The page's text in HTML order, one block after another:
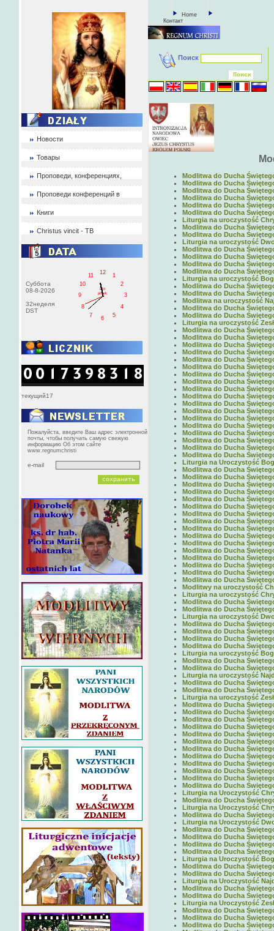
Новости
Товары
Проповеди, конференциях,
Проповеди конференций в
Книги
Christus vincit - ТВ
Суббота
08-8-2026
32неделя
DST
1
2
3
4
5
6
7
8
9
10
11
12
PM
pištek
текущий17
Пожалуйста, введите Ваш адрес электронной
почты, чтобы получать самую свежую
информацию Об этом сайте
www.regnumchristi
e-mail
Home
Контакт
Поиск
Modlitwa do Ducha
Modlitwa do Ducha
Modlitwa do Ducha
Modlitwa do Ducha
Modlitwa do Ducha
Modlitwa do Ducha
Liturgia na uroczystość
Modlitwa do Ducha
Modlitwa do Ducha
Liturgia na uroczystość
Modlitwa do Ducha
Modlitwa do Ducha
Modlitwa do Ducha
Modlitwa do Ducha
Liturgia na uroczystość
Modlitwa do Ducha
Modlitwa do Ducha
Modlitwa na uroczystość
Modlitwa do Ducha
Modlitwa do Ducha
Liturgia na uroczystość
Modlitwa do Ducha
Modlitwa do Ducha
Modlitwa do Ducha
Modlitwa do Ducha
Modlitwa do Ducha
Modlitwa do Ducha
Modlitwa do Ducha
Modlitwa do Ducha
Modlitwa do Ducha
Modlitwa do Ducha
Modlitwa do Ducha
Modlitwa do Ducha
Modlitwa do Ducha
Modlitwa do Ducha
Modlitwa do Ducha
Modlitwa do Ducha
Modlitwa do Ducha
Modlitwa do Ducha
Liturgia na Uroczystość
Modlitwa do Ducha
Modlitwa do Ducha
Modlitwa do Ducha
Modlitwa do Ducha
Modlitwa do Ducha
Modlitwa do Ducha
Modlitwa do Ducha
Modlitwa do Ducha
Modlitwa do Ducha
Modlitwa do Ducha
Modlitwa do Ducha
Modlitwa do Ducha
Modlitwa do Ducha
Modlitwa do Ducha
Modlitwa do Ducha
Modlitwa do Ducha
Modlitwy na uroczystość
Liturgia na uroczystość
Modlitwa do Ducha
Modlitwa do Ducha
Liturgia na uroczystość
Modlitwa do Ducha
Modlitwa do Ducha
Modlitwa do Ducha
Modlitwa do Ducha
Liturgia na uroczystość
Modlitwa do Ducha
Modlitwa do Ducha
Liturgia na uroczystość
Modlitwa do Ducha
Modlitwa do Ducha
Liturgia na uroczystość
Modlitwa do Ducha
Modlitwa do Ducha
Modlitwa do Ducha
Modlitwa do Ducha
Modlitwa do Ducha
Modlitwa do Ducha
Modlitwa do Ducha
Modlitwa do Ducha
Modlitwa do Ducha
Modlitwa do Ducha
Modlitwa do Ducha
Modlitwa do Ducha
Liturgia na Uroczystość
Modlitwa do Ducha
Liturgia na Uroczystość
Modlitwa do Ducha
Liturgia na Uroczystość
Modlitwa do Ducha
Modlitwa do Ducha
Modlitwa do Ducha
Modlitwa do Ducha
Liturgia na Uroczystość
Modlitwa do Ducha
Modlitwa do Ducha
Liturgia na Uroczystość
Modlitwa do Ducha
Modlitwa do Ducha
Liturgia na Uroczystość
Modlitwa do Ducha
Modlitwa do Ducha
Modlitwa do Ducha